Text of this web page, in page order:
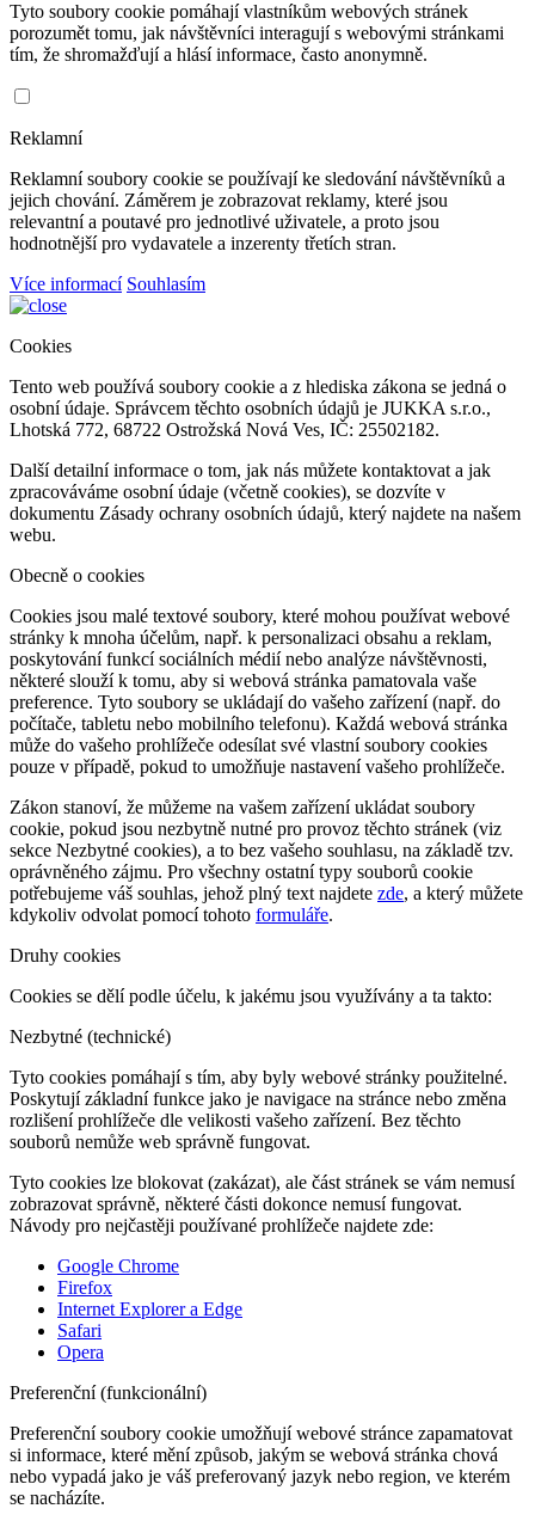
Tyto soubory cookie pomáhají vlastníkům webových stránek
porozumět tomu, jak návštěvníci interagují s webovými stránkami
tím, že shromažďují a hlásí informace, často anonymně.
Reklamní
Reklamní soubory cookie se používají ke sledování návštěvníků a
jejich chování. Záměrem je zobrazovat reklamy, které jsou
relevantní a poutavé pro jednotlivé uživatele, a proto jsou
hodnotnější pro vydavatele a inzerenty třetích stran.
Více informací Souhlasím
Cookies
Tento web používá soubory cookie a z hlediska zákona se jedná o
osobní údaje. Správcem těchto osobních údajů je JUKKA s.r.o.,
Lhotská 772, 68722 Ostrožská Nová Ves, IČ: 25502182.
Další detailní informace o tom, jak nás můžete kontaktovat a jak
zpracováváme osobní údaje (včetně cookies), se dozvíte v
dokumentu Zásady ochrany osobních údajů, který najdete na našem
webu.
Obecně o cookies
Cookies jsou malé textové soubory, které mohou používat webové
stránky k mnoha účelům, např. k personalizaci obsahu a reklam,
poskytování funkcí sociálních médií nebo analýze návštěvnosti,
některé slouží k tomu, aby si webová stránka pamatovala vaše
preference. Tyto soubory se ukládají do vašeho zařízení (např. do
počítače, tabletu nebo mobilního telefonu). Každá webová stránka
může do vašeho prohlížeče odesílat své vlastní soubory cookies
pouze v případě, pokud to umožňuje nastavení vašeho prohlížeče.
Zákon stanoví, že můžeme na vašem zařízení ukládat soubory
cookie, pokud jsou nezbytně nutné pro provoz těchto stránek (viz
sekce Nezbytné cookies), a to bez vašeho souhlasu, na základě tzv.
oprávněného zájmu. Pro všechny ostatní typy souborů cookie
potřebujeme váš souhlas, jehož plný text najdete zde, a který můžete
kdykoliv odvolat pomocí tohoto formuláře.
Druhy cookies
Cookies se dělí podle účelu, k jakému jsou využívány a ta takto:
Nezbytné (technické)
Tyto cookies pomáhají s tím, aby byly webové stránky použitelné.
Poskytují základní funkce jako je navigace na stránce nebo změna
rozlišení prohlížeče dle velikosti vašeho zařízení. Bez těchto
souborů nemůže web správně fungovat.
Tyto cookies lze blokovat (zakázat), ale část stránek se vám nemusí
zobrazovat správně, některé části dokonce nemusí fungovat.
Návody pro nejčastěji používané prohlížeče najdete zde:
Google Chrome
Firefox
Internet Explorer a Edge
Safari
Opera
Preferenční (funkcionální)
Preferenční soubory cookie umožňují webové stránce zapamatovat
si informace, které mění způsob, jakým se webová stránka chová
nebo vypadá jako je váš preferovaný jazyk nebo region, ve kterém
se nacházíte.